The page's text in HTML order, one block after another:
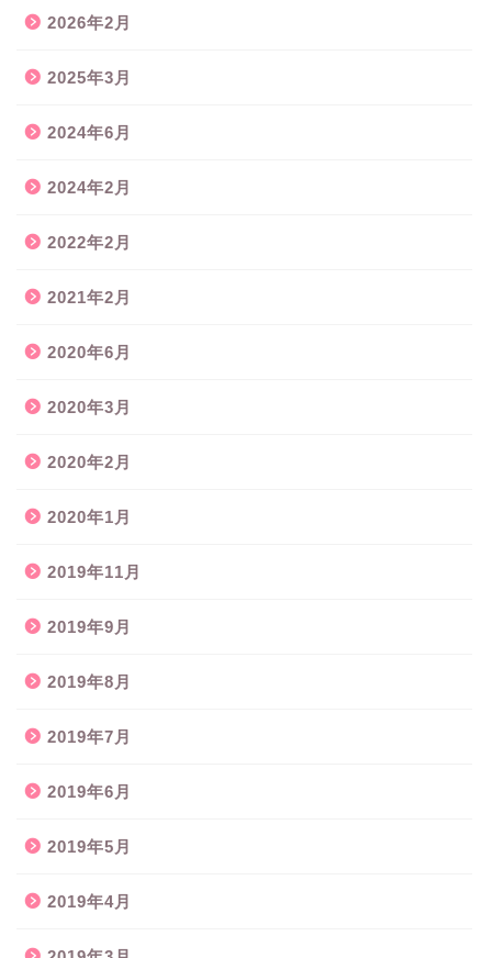
2026年2月
2025年3月
2024年6月
2024年2月
2022年2月
2021年2月
2020年6月
2020年3月
2020年2月
2020年1月
2019年11月
2019年9月
2019年8月
2019年7月
2019年6月
2019年5月
2019年4月